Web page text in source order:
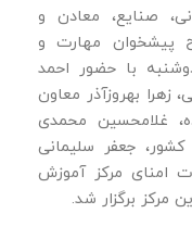
صنایع، معادن و
پیشخوان مهارت و
با حضور احمد
زهرا بهروزآذر معاون
غلامحسین محمدی
جعفر سلیمانی
امنای مرکز آموزش
مرکز برگزار شد.